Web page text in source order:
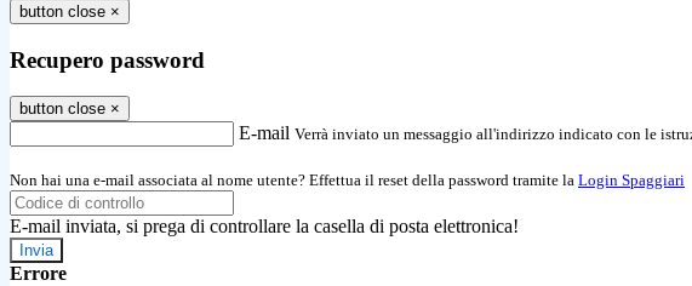
button close ×
Recupero password
button close ×
E-mail Verrà inviato un messaggio all'indirizzo indicato con le
Non hai una e-mail associata al nome utente? Effettua il reset della password tramite la Login Spaggiari
E-mail inviata, si prega di controllare la casella di posta elettronica!
Errore